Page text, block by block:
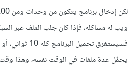
فسيستغرق تحميل
يحمِّل عدة ملفات في الوقت نفسه، وهذا